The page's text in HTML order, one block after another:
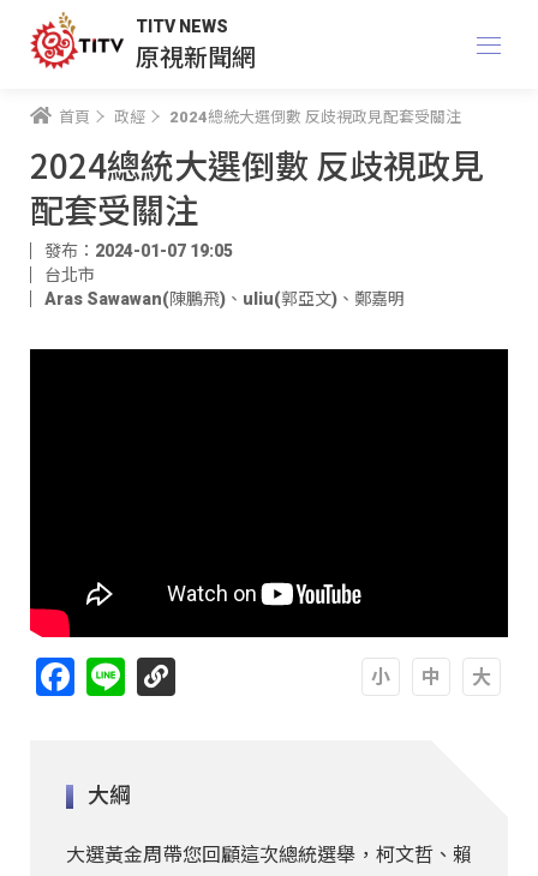
TITV NEWS
原視新聞網
首頁 政經 2024總統大選倒數 反歧視政見配套受關注
2024總統大選倒數 反歧視政見
配套受關注
發布：2024-01-07 19:05
台北市
Aras Sawawan(陳鵬飛) 、 uliu(郭亞文) 、 鄭嘉明
Facebook
Line
大綱
大選黃金周帶您回顧這次總統選舉，柯文哲、賴